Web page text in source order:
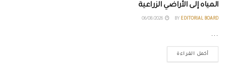
المياه إلى الأراضي الزراعية
BY EDITORIAL BOARD
...
أكمل القراءة